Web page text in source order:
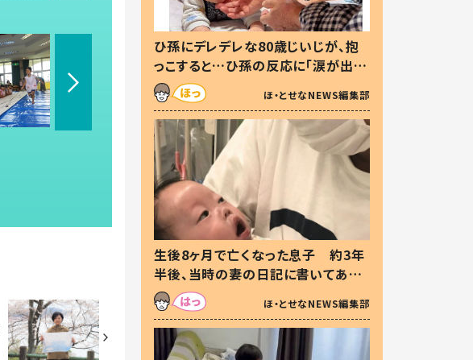
ひ孫にデレデレな80歳じいじが、抱
っこすると…ひ孫の反応に「涙が出ま
した」「可愛くて仕方ない」
ほ・とせなNEWS編集部
生後8ヶ月で亡くなった息子 約3年
半後、当時の妻の日記に書いてあっ
た本音とは
ほ・とせなNEWS編集部